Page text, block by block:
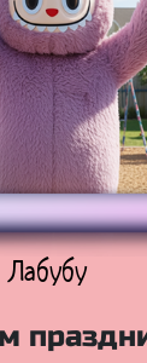
Куклы Лол